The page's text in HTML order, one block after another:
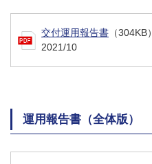
交付運用報告書 （304KB）
2021/10
運用報告書（全体版）